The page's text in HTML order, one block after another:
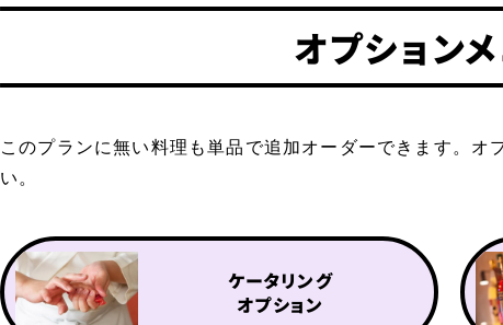
オプション
このプランに無い料理も単品で追加オーダーできます。オ
い。
ケータリング
オプション